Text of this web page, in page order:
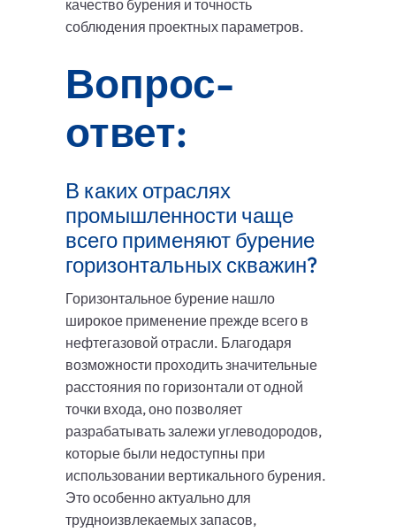
качество бурения и точность
соблюдения проектных параметров.
Вопрос-
ответ:
В каких отраслях
промышленности чаще
всего применяют бурение
горизонтальных скважин?
Горизонтальное бурение нашло
широкое применение прежде всего в
нефтегазовой отрасли. Благодаря
возможности проходить значительные
расстояния по горизонтали от одной
точки входа, оно позволяет
разрабатывать залежи углеводородов,
которые были недоступны при
использовании вертикального бурения.
Это особенно актуально для
трудноизвлекаемых запасов,